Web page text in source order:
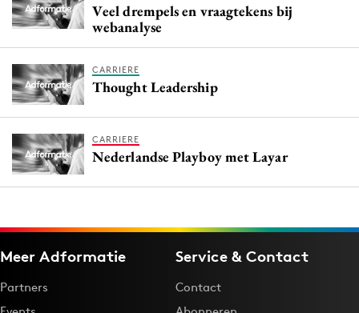
Veel drempels en vraagtekens bij
webanalyse
CARRIERE
Thought Leadership
CARRIERE
Nederlandse Playboy met Layar
Meer Adformatie
Partners
Service & Contact
Contact